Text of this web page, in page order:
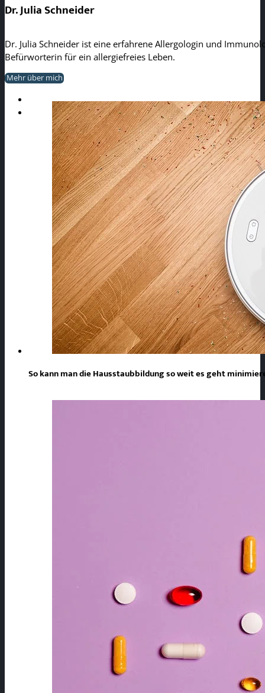
Dr. Julia Schneider
Dr. Julia Schneider ist eine erfahrene Allergologin und
Befürworterin für ein allergiefreies Leben.
Mehr über mich
So kann man die Hausstaubbildung so weit es geht